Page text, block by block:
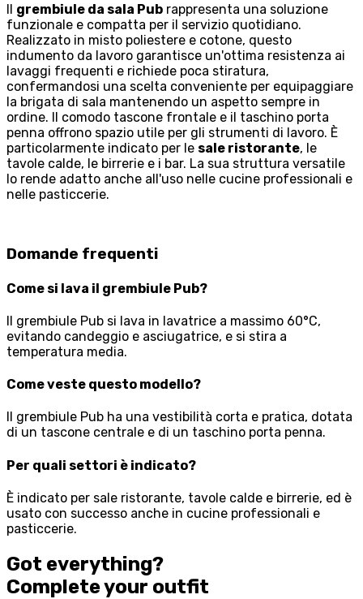
Il grembiule da sala Pub rappresenta una soluzione
funzionale e compatta per il servizio quotidiano.
Realizzato in misto poliestere e cotone, questo
indumento da lavoro garantisce un'ottima resistenza ai
lavaggi frequenti e richiede poca stiratura,
confermandosi una scelta conveniente per equipaggiare
la brigata di sala mantenendo un aspetto sempre in
ordine. Il comodo tascone frontale e il taschino porta
penna offrono spazio utile per gli strumenti di lavoro. È
particolarmente indicato per le sale ristorante, le
tavole calde, le birrerie e i bar. La sua struttura versatile
lo rende adatto anche all'uso nelle cucine professionali e
nelle pasticcerie.
Domande frequenti
Come si lava il grembiule Pub?
Il grembiule Pub si lava in lavatrice a massimo 60°C,
evitando candeggio e asciugatrice, e si stira a
temperatura media.
Come veste questo modello?
Il grembiule Pub ha una vestibilità corta e pratica, dotata
di un tascone centrale e di un taschino porta penna.
Per quali settori è indicato?
È indicato per sale ristorante, tavole calde e birrerie, ed è
usato con successo anche in cucine professionali e
pasticcerie.
Got everything?
Complete your outfit